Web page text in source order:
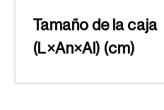
Tamaño de la caja
(L×An×Al) (cm)